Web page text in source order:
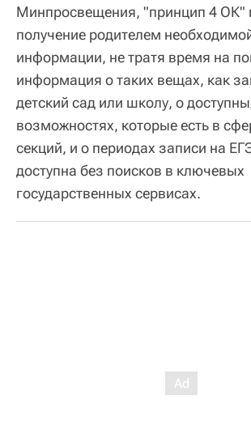
Минпросвещения, "принцип 4 ОК"
получение родителем
информации, не тратя время на
информация о таких вещах, как
детский сад или школу, о
возможностях, которые есть в
секций, и о периодах записи на
доступна без поисков в ключевых
государственных сервисах.